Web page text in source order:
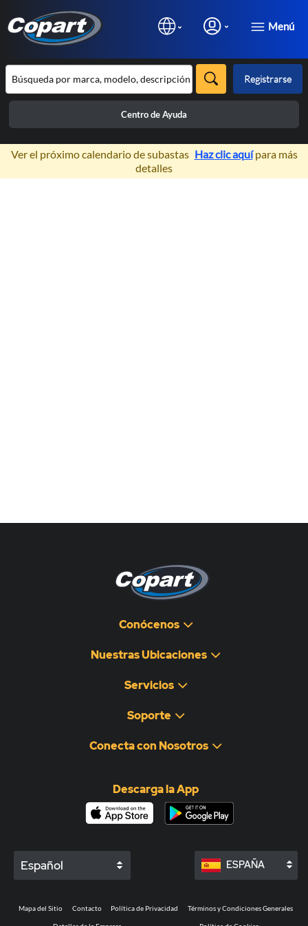
Menú
Registrarse
Centro de Ayuda
×
Ver el próximo calendario de subastas Haz clic aquípara más
detalles
Conócenos
Nuestras Ubicaciones
Servicios
Soporte
Conecta con Nosotros
Descarga la App
Español ESPAÑA
Mapa del Sitio Contacto Política de Privacidad Términos y Condiciones Generales